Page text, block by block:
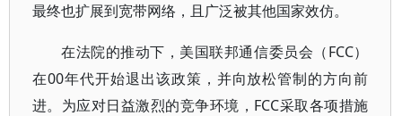
最终也扩展到宽带网络，且广泛被其他国家效仿。
在法院的推动下，美国联邦通信委员会（FCC）
在00年代开始退出该政策，并向放松管制的方向前
进。为应对日益激烈的竞争环境，FCC采取各项措施